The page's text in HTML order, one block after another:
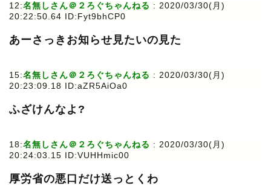
12:名無しさん＠２ろぐちゃんねる : 2020/03/30(月)
20:22:50.64 ID:Fyt9bhCP0
あーさっきお知らせ見たいの見た
15:名無しさん＠２ろぐちゃんねる : 2020/03/30(月)
20:23:09.18 ID:aZR5AiOa0
ふざけんなよ?
18:名無しさん＠２ろぐちゃんねる : 2020/03/30(月)
20:24:03.15 ID:VUHHmic00
厚労省の悪口だけ送っとくわ